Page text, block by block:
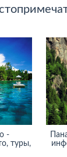
-
туры,